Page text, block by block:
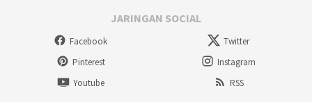
JARINGAN SOCIAL
Facebook
Twitter
Pinterest
Instagram
Youtube
RSS